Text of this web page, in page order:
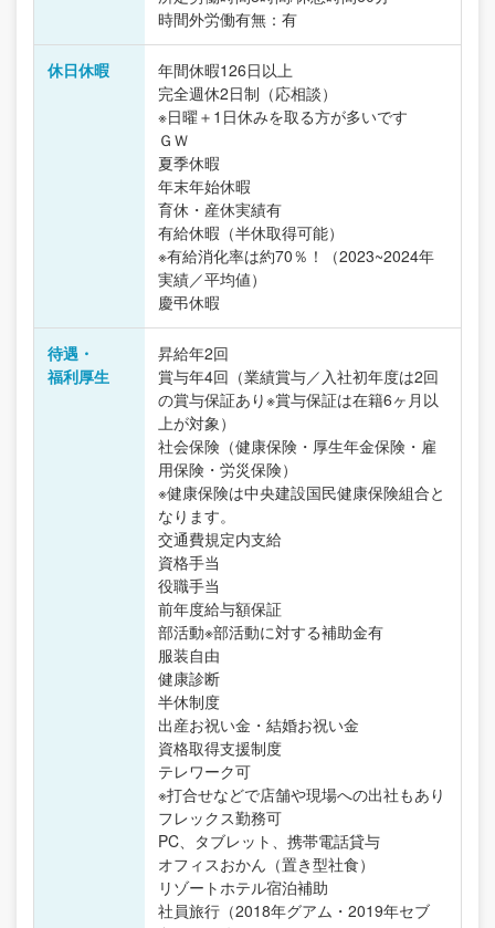
時間外労働有無：有
休日休暇
年間休暇126日以上
完全週休2日制（応相談）
※日曜＋1日休みを取る方が多いです
ＧＷ
夏季休暇
年末年始休暇
育休・産休実績有
有給休暇（半休取得可能）
※有給消化率は約70％！（2023~2024年
実績／平均値）
慶弔休暇
待遇・
福利厚生
昇給年2回
賞与年4回（業績賞与／入社初年度は2回
の賞与保証あり※賞与保証は在籍6ヶ月以
上が対象）
社会保険（健康保険・厚生年金保険・雇
用保険・労災保険）
※健康保険は中央建設国民健康保険組合と
なります。
交通費規定内支給
資格手当
役職手当
前年度給与額保証
部活動※部活動に対する補助金有
服装自由
健康診断
半休制度
出産お祝い金・結婚お祝い金
資格取得支援制度
テレワーク可
※打合せなどで店舗や現場への出社もあり
フレックス勤務可
PC、タブレット、携帯電話貸与
オフィスおかん（置き型社食）
リゾートホテル宿泊補助
社員旅行（2018年グアム・2019年セブ